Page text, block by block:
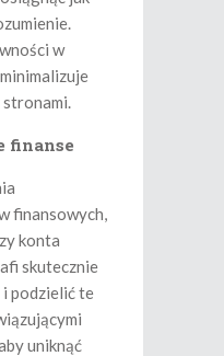
w
finanse
finansowych,
konta
skutecznie
podzielić te
uniknąć